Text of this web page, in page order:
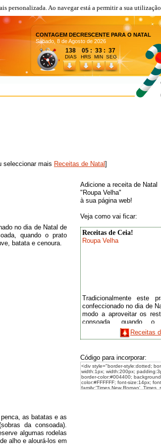
personalizada. Ao navegar está a permitir a sua utilização
CONTAGEM DECRESCENTE PARA O NATAL
Sábado, 8 de Agosto de 2026
138 05 : 33 : 37
DIAS HRS MIN SEG
seleccionar mais Receitas de Natal]
no dia de Natal de
quando o prato
batata e cenoura.
as batatas e as
da consoada).
algumas rodelas
alho e alourá-los em
Adicione a receita de Natal
"Roupa Velha"
à sua página web!
Veja como vai ficar:
Receitas de Ceia!
Roupa Velha
Tradicionalmente este
confeccionado no dia de
modo a aproveitar os
consoada, quando o
preparado foi o bacalhau
com couve, batata e
300g de bacalhau
200g de couve penca
500g de batatas
4 Cenouras
1 Cebola
Receitas
Código para incorporar: